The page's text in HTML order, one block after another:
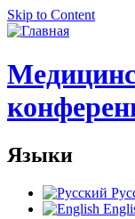
Skip to Content
Языки